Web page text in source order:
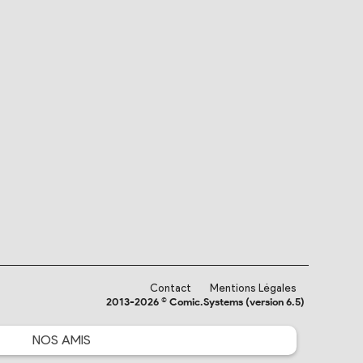
Contact
Mentions Légales
2013-2026 © Comic.Systems (version 6.5)
NOS AMIS